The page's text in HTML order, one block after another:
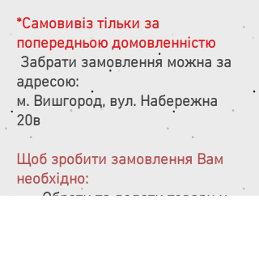
*Самовивіз тільки за
попередньою домовленністю
Забрати замовлення можна за
адресою:
м. Вишгород, вул. Набережна
20в
Щоб зробити замовлення Вам
необхідно:
- Обрати та додати товари у